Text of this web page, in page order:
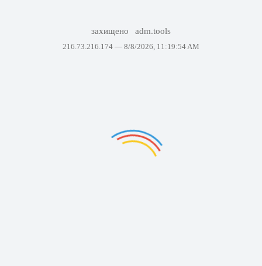
захищено adm.tools
216.73.216.174 — 8/8/2026, 11:19:54 AM